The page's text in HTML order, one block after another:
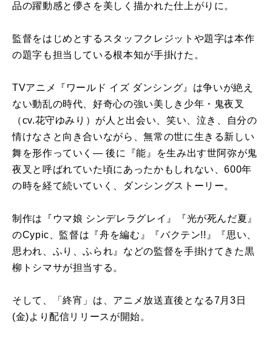
品の躍動感と儚さを美しく描かれた仕上がりに。
監督をはじめとするスタッフクレジットや題字は本作
の題字も担当している根本知が手掛けた。
TVアニメ『ワールド イズ ダンシング』は争いが絶え
ない動乱の時代、好奇心の強い美しき少年・鬼夜叉
（cv.花守ゆみり）が人と出会い、笑い、泣き、自分の
情けなさと向き合いながら、無常の世に生きる新しい
舞を形作っていく― 後に『能』を生み出す世阿弥が鬼
夜叉と呼ばれていた頃にあったかもしれない、600年
の時を経て続いていく、ダンシングストーリー。
制作は『ウマ娘 シンデレラグレイ』『光が死んだ夏』
のCypic、監督は『舟を編む』『バクテン!!』『思い、
思われ、ふり、ふられ』などの監督を手掛けてきた黒
柳トシマサが担当する。
そして、「終宵」は、アニメ放送直後となる7月3日
(金)より配信リリースが開始。